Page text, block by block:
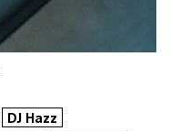
DJ Hazz